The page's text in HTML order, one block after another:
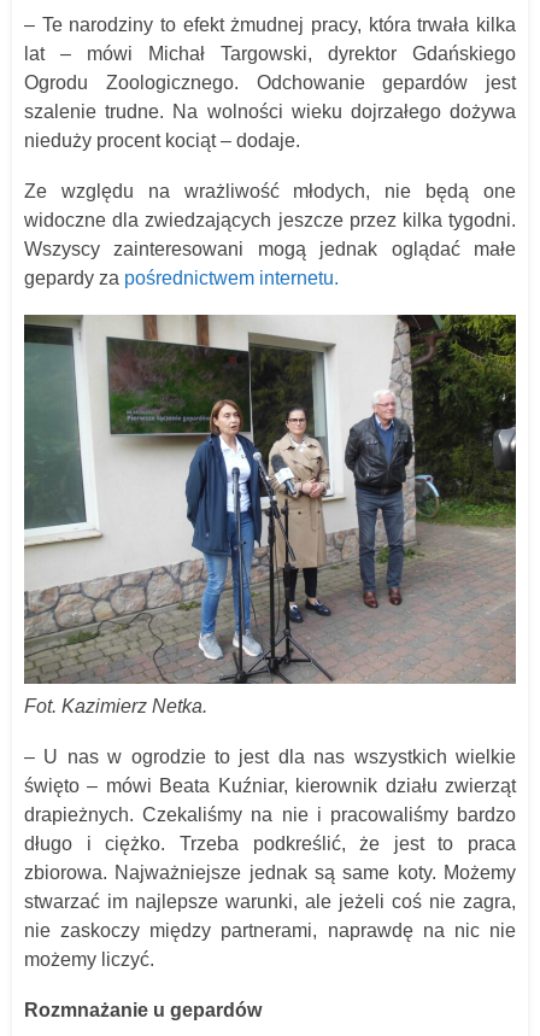
– Te narodziny to efekt żmudnej pracy, która trwała kilka
lat – mówi Michał Targowski, dyrektor Gdańskiego
Ogrodu Zoologicznego. Odchowanie gepardów jest
szalenie trudne. Na wolności wieku dojrzałego dożywa
nieduży procent kociąt – dodaje.
Ze względu na wrażliwość młodych, nie będą one
widoczne dla zwiedzających jeszcze przez kilka tygodni.
Wszyscy zainteresowani mogą jednak oglądać małe
gepardy za pośrednictwem internetu.
Fot. Kazimierz Netka.
– U nas w ogrodzie to jest dla nas wszystkich wielkie
święto – mówi Beata Kuźniar, kierownik działu zwierząt
drapieżnych. Czekaliśmy na nie i pracowaliśmy bardzo
długo i ciężko. Trzeba podkreślić, że jest to praca
zbiorowa. Najważniejsze jednak są same koty. Możemy
stwarzać im najlepsze warunki, ale jeżeli coś nie zagra,
nie zaskoczy między partnerami, naprawdę na nic nie
możemy liczyć.
Rozmnażanie u gepardów